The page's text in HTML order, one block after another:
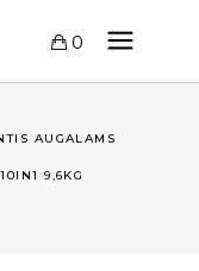
0
AUGALAMS
9,6KG